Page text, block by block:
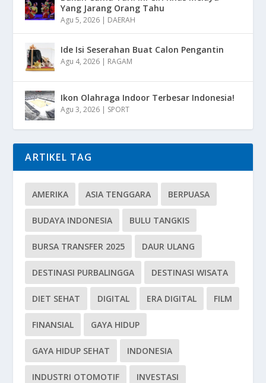
Yang Jarang Orang Tahu
Agu 5, 2026 | DAERAH
Ide Isi Seserahan Buat Calon Pengantin
Agu 4, 2026 | RAGAM
Ikon Olahraga Indoor Terbesar Indonesia!
Agu 3, 2026 | SPORT
ARTIKEL TAG
AMERIKA ASIA TENGGARA BERPUASA
BUDAYA INDONESIA BULU TANGKIS
BURSA TRANSFER 2025 DAUR ULANG
DESTINASI PURBALINGGA DESTINASI WISATA
DIET SEHAT DIGITAL ERA DIGITAL FILM
FINANSIAL GAYA HIDUP
GAYA HIDUP SEHAT INDONESIA
INDUSTRI OTOMOTIF INVESTASI